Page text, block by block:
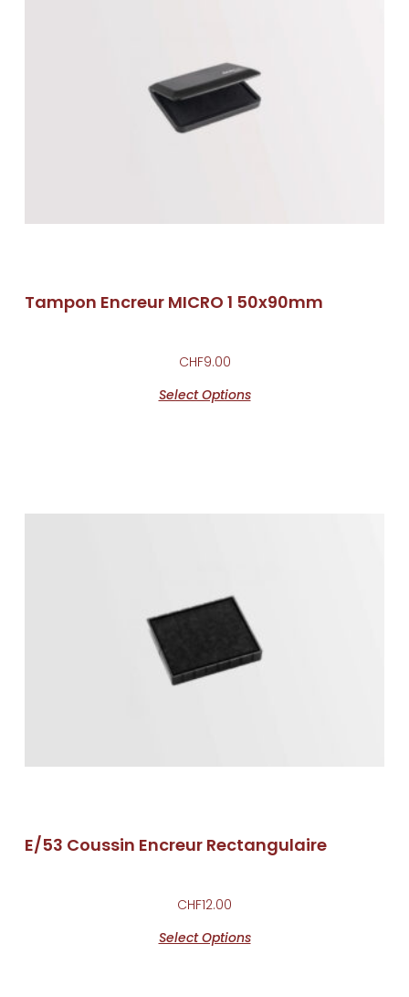
Tampon Encreur MICRO 1 50x90mm
CHF9.00
Select Options
E/53 Coussin Encreur Rectangulaire
CHF12.00
Select Options